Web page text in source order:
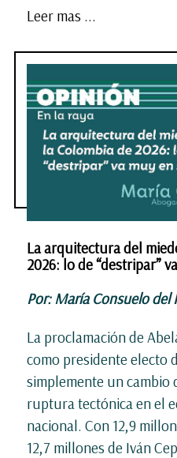
Leer mas ...
La arquitectura del
2026: lo de “destripar”
Por: María Consuelo del
La proclamación de
como presidente electo
simplemente un cambio
ruptura tectónica en el
nacional. Con 12,9
12,7 millones de Iván